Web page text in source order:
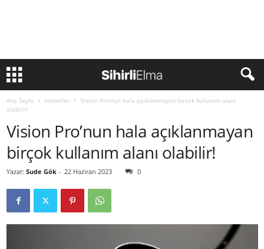
Ana Sayfa Haberler
Vision Pro’nun hala açıklanmayan birçok kullanım alanı
olabilir!
Vision Pro’nun hala açıklanmayan
birçok kullanım alanı olabilir!
Yazar: Sude Gök - 22 Haziran 2023 0